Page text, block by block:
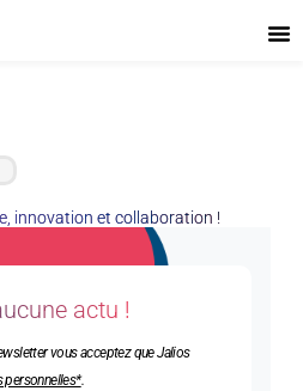
innovation et collaboration !
actu !
vous acceptez que Jalios
personnelles*.